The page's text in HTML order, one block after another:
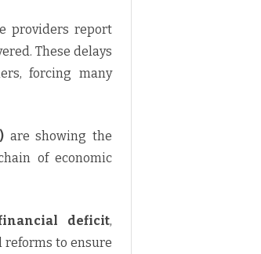
providers report
These delays
forcing many
are showing the
of economic
deficit,
reforms to ensure